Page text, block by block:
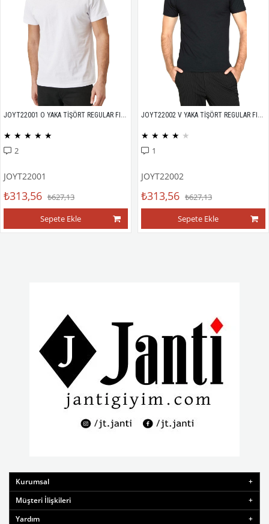
JOYT22001 O YAKA TİŞÖRT REGULAR FIT %100 PAMUK COMPACK PENYE
★ ★ ★ ★ ★
2
JOYT22001
₺313,56 ₺627,13
Sepete Ekle
JOYT22002 V YAKA TİŞÖRT REGULAR FIT %100 PAMUK COMPACK PENYE
★ ★ ★ ★ ★
1
JOYT22002
₺313,56 ₺627,13
Sepete Ekle
Kurumsal
Müşteri İlişkileri
Yardım